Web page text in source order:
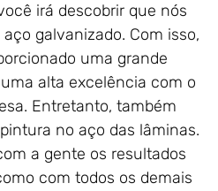
irá descobrir que nós
galvanizado. Com isso,
uma grande
alta excelência com o
Entretanto, também
no aço das lâminas.
a gente os resultados
com todos os demais